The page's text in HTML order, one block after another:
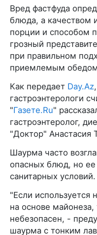
Вред фастфуда
блюда, а качеством
порции и способом
грозный
при правильном
приемлемым
Как передает Day.Az
гастроэнтерологи
"Газете.Ru"
гастроэнтеролог,
"Доктор" Анастасия
Шаурма часто
опасных блюд, но ее
санитарных условий.
"Если используется
на основе майонеза,
небезопасен, -
шаурма с тонким